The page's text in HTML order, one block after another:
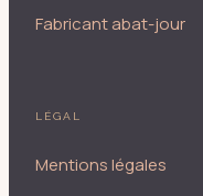
Fabricant abat-jour
LÉGAL
Mentions légales